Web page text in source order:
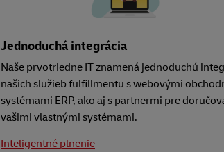
Jednoduchá integrácia
Naše prvotriedne IT znamená jednoduchú
našich služieb fulfillmentu s webovými
systémami ERP, ako aj s partnermi pre
vašimi vlastnými systémami.
Inteligentné plnenie